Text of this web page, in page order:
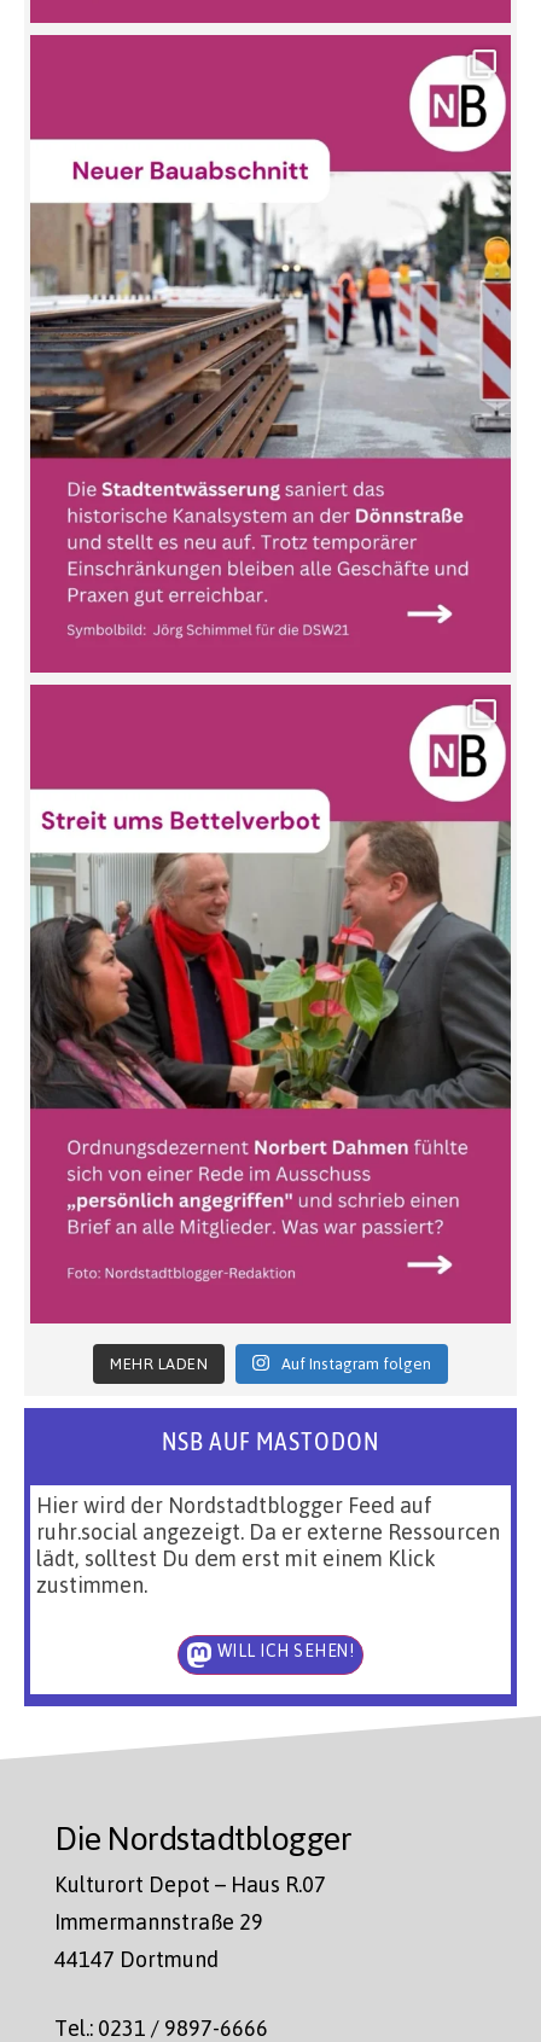
MEHR LADEN Auf Instagram folgen
NSB AUF MASTODON
Hier wird der Nordstadtblogger Feed auf
ruhr.social angezeigt. Da er externe Ressourcen
lädt, solltest Du dem erst mit einem Klick
zustimmen.
WILL ICH SEHEN!
Die Nordstadtblogger
Kulturort Depot – Haus R.07
Immermannstraße 29
44147 Dortmund
Tel.: 0231 / 9897-6666